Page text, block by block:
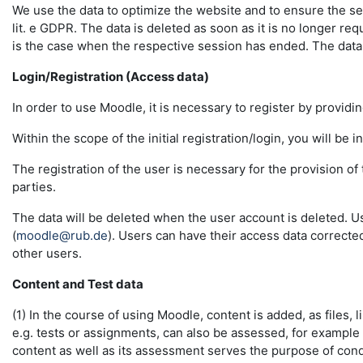
We use the data to optimize the website and to ensure the
lit. e GDPR. The data is deleted as soon as it is no longer
is the case when the respective session has ended. The
Login/Registration (Access data)
In order to use Moodle, it is necessary to register by
Within the scope of the initial registration/login, you will be
The registration of the user is necessary for the provision
parties.
The data will be deleted when the user account is deleted.
(moodle@rub.de). Users can have their access data
other users.
Content and Test data
(1) In the course of using Moodle, content is added, as
e.g. tests or assignments, can also be assessed, for
content as well as its assessment serves the purpose of